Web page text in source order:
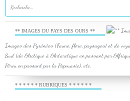
** IMAGES DU PAYS DES OURS **
Images des Pyrénées (Faune, flore, paysages) et de
Sud (de l'Arctique à l'Antarctique en passant par
Pérou en passant par la Papouasie), etc.
* * * * * * RUBRIQUES * * * * * *